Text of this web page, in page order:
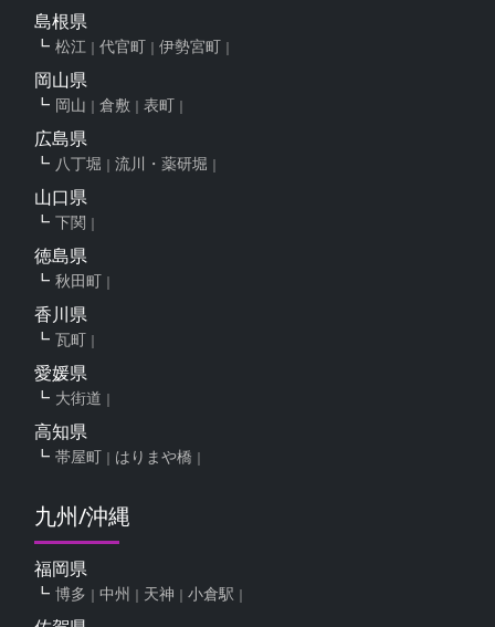
島根県
松江 代官町 伊勢宮町
岡山県
岡山 倉敷 表町
広島県
八丁堀 流川・薬研堀
山口県
下関
徳島県
秋田町
香川県
瓦町
愛媛県
大街道
高知県
帯屋町 はりまや橋
九州/沖縄
福岡県
博多 中州 天神 小倉駅